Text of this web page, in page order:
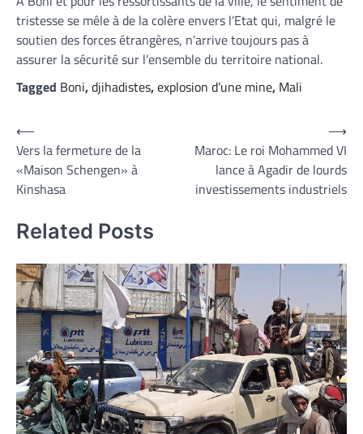
tristesse se mêle à de la colère envers l’Etat qui, malgré le
soutien des forces étrangères, n’arrive toujours pas à
assurer la sécurité sur l’ensemble du territoire national.
Tagged Boni,djihadistes,explosion d’une mine, Mali
Navigation
de
l’article
⟵
Vers la fermeture de la
«Maison Schengen» à
Kinshasa
Maroc: Le roi Mohammed VI
lance à Agadir de lourds
investissements industriels
⟶
Related Posts